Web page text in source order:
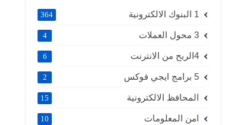
1 البنوك الالكترونية 364
3 محول العملات 4
4الربح من الانترنت 6
5 برامج ايجي فوكس 2
المحافظ الالكترونية 15
امن المعلومات 10